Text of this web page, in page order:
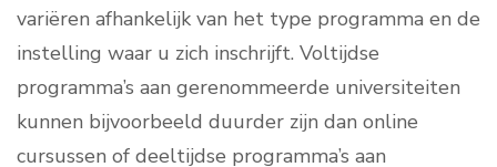
variëren afhankelijk van het type programma en de
instelling waar u zich inschrijft. Voltijdse
programma’s aan gerenommeerde universiteiten
kunnen bijvoorbeeld duurder zijn dan online
cursussen of deeltijdse programma’s aan